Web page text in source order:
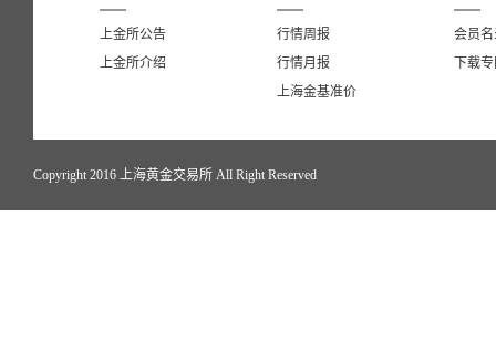
上金所公告
上金所介绍
行情周报
行情月报
上海金基准价
会员
下载
Copyright 2016 上海黄金交易所 All Right Reserved